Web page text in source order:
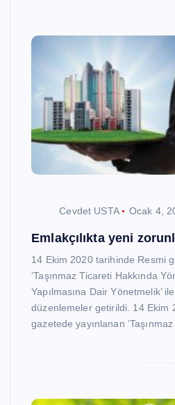
Cevdet USTA Ocak 4,
Emlakçılıkta yeni
14 Ekim 2020 tarihinde Resmi
‘Taşınmaz Ticareti Hakkında
Yapılmasına Dair Yönetmelik’
düzenlemeler getirildi. 14 Ekim
gazetede yayınlanan